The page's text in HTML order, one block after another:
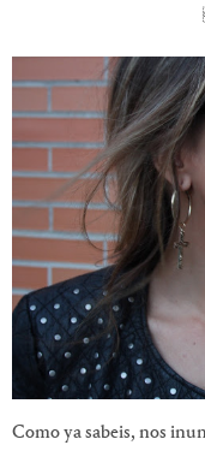
Como ya sabeis, nos